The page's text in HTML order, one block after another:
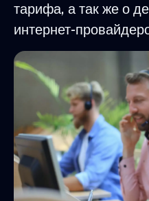
тарифа, а так же о
интернет-